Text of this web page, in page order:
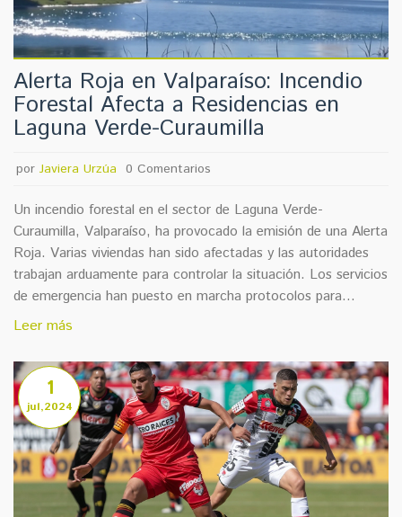
Alerta Roja en Valparaíso: Incendio
Forestal Afecta a Residencias en
Laguna Verde-Curaumilla
por Javiera Urzúa 0 Comentarios
Un incendio forestal en el sector de Laguna Verde-
Curaumilla, Valparaíso, ha provocado la emisión de una Alerta
Roja. Varias viviendas han sido afectadas y las autoridades
trabajan arduamente para controlar la situación. Los servicios
de emergencia han puesto en marcha protocolos para
proteger a los ciudadanos y propiedades, instando a los
locales.
Leer más
1
jul,2024